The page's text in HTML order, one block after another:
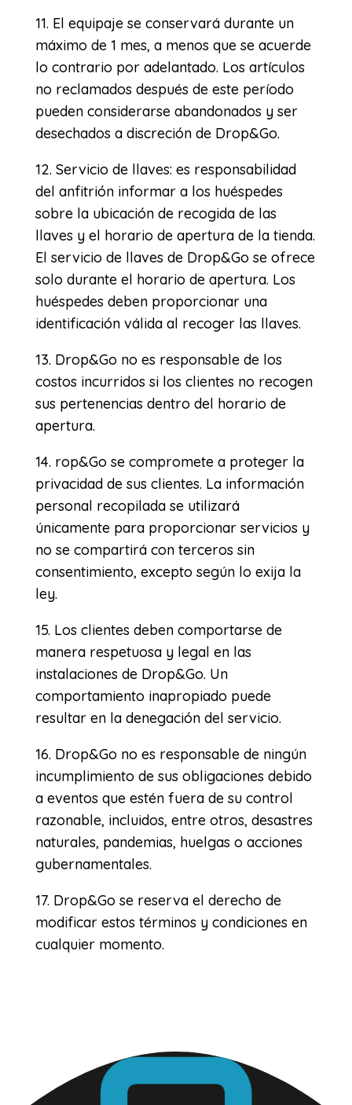
11. El equipaje se conservará durante un
máximo de 1 mes, a menos que se acuerde
lo contrario por adelantado. Los artículos
no reclamados después de este período
pueden considerarse abandonados y ser
desechados a discreción de Drop&Go.
12. Servicio de llaves: es responsabilidad
del anfitrión informar a los huéspedes
sobre la ubicación de recogida de las
llaves y el horario de apertura de la tienda.
El servicio de llaves de Drop&Go se ofrece
solo durante el horario de apertura. Los
huéspedes deben proporcionar una
identificación válida al recoger las llaves.
13. Drop&Go no es responsable de los
costos incurridos si los clientes no recogen
sus pertenencias dentro del horario de
apertura.
14. rop&Go se compromete a proteger la
privacidad de sus clientes. La información
personal recopilada se utilizará
únicamente para proporcionar servicios y
no se compartirá con terceros sin
consentimiento, excepto según lo exija la
ley.
15. Los clientes deben comportarse de
manera respetuosa y legal en las
instalaciones de Drop&Go. Un
comportamiento inapropiado puede
resultar en la denegación del servicio.
16. Drop&Go no es responsable de ningún
incumplimiento de sus obligaciones debido
a eventos que estén fuera de su control
razonable, incluidos, entre otros, desastres
naturales, pandemias, huelgas o acciones
gubernamentales.
17. Drop&Go se reserva el derecho de
modificar estos términos y condiciones en
cualquier momento.